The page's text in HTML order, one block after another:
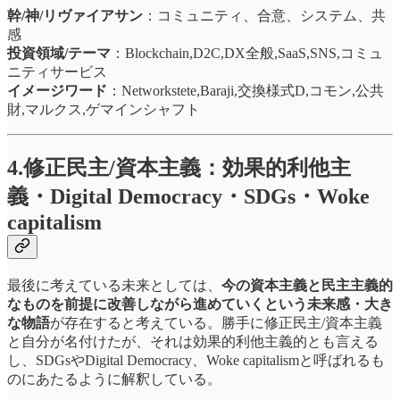
幹/神/リヴァイアサン ：コミュニティ、合意、システム、共
感
投資領域/テーマ ：Blockchain,D2C,DX全般,SaaS,SNS,コミュ
ニティサービス
イメージワード ：Networkstete,Baraji,交換様式D,コモン,公共
財,マルクス,ゲマインシャフト
4.修正民主/資本主義：効果的利他主
義・Digital Democracy・SDGs・Woke
capitalism
最後に考えている未来としては、 今の資本主義と民主主義的
なものを前提に改善しながら進めていくという未来感・大き
な物語が存在すると考えている。勝手に修正民主/資本主義
と自分が名付けたが、それは効果的利他主義的とも言える
し、SDGsやDigital Democracy、Woke capitalismと呼ばれるも
のにあたるように解釈している。